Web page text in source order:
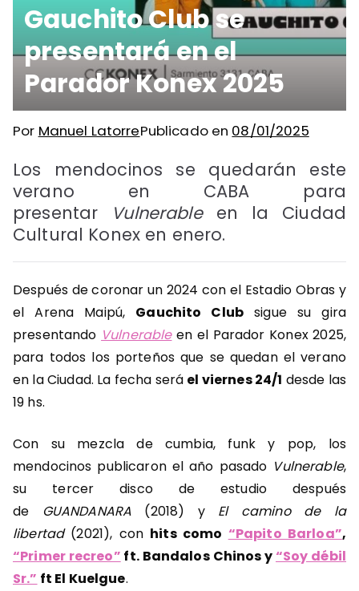
Gauchito Club se
presentará en el
Parador Konex 2025
Por Manuel LatorrePublicado en 08/01/2025
Los mendocinos se quedarán este
verano en CABA para
presentar
Vulnerable en la Ciudad
Cultural Konex en enero.
Después de coronar un 2024 con el Estadio Obras y
el Arena Maipú, Gauchito Club sigue su gira
presentando Vulnerable en el Parador Konex 2025,
para todos los porteños que se quedan el verano
en la Ciudad. La fecha será el viernes 24/1 desde las
19 hs.
Con su mezcla de cumbia, funk y pop, los
mendocinos publicaron el año pasado Vulnerable,
su tercer disco de estudio después
de
GUANDANARA (2018) y El camino de la
libertad (2021), con hits como “Papito Barloa”,
“Primer recreo” ft. Bandalos Chinos y“Soy débil
Sr.” ft El Kuelgue.